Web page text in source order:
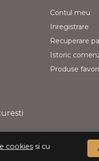
cookies si cu
Contul meu
Inregistrare
Recuperare
Istoric
Produse